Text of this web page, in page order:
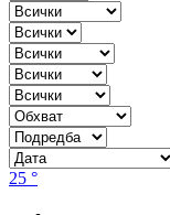
25 °